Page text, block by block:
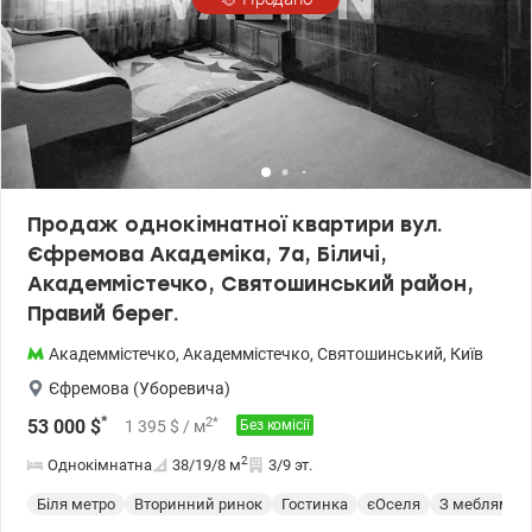
Найближча станція метро — «Житомирська» (всього 4 зупинки
транспортом).
Продаж однокімнатної квартири вул.
Єфремова Академіка, 7а, Біличі,
Академмістечко, Святошинський район,
Правий берег.
Академмістечко, Академмістечко, Святошинський, Київ
Єфремова (Уборевича)
53 000 $* 1 395 $ / м2* Без комісії
Однокімнатна 38/19/8 м2 3/9 эт.
Біля метро Вторинний ринок Гостинка єОселя
З меблями